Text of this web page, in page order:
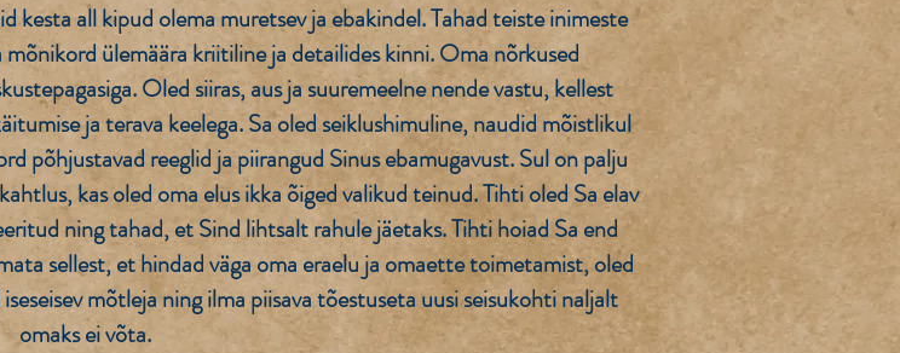
kesta all kipud olema muretsev ja ebakindel. Tahad teiste inimeste
ülemäära kriitiline ja detailides kinni. Oma nõrkused
Oled siiras, aus ja suuremeelne nende vastu, kellest
ja terava keelega. Sa oled seiklushimuline, naudid mõistlikul
põhjustavad reeglid ja piirangud Sinus ebamugavust. Sul on palju
kas oled oma elus ikka õiged valikud teinud. Tihti oled Sa elav
ning tahad, et Sind lihtsalt rahule jäetaks. Tihti hoiad Sa end
sellest, et hindad väga oma eraelu ja omaette toimetamist, oled
mõtleja ning ilma piisava tõestuseta uusi seisukohti naljalt
omaks ei võta.